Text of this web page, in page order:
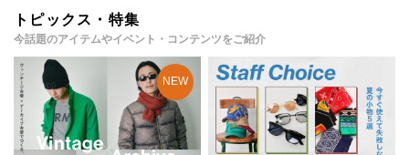
トピックス・特集
今話題のアイテムやイベント・コンテンツをご紹介